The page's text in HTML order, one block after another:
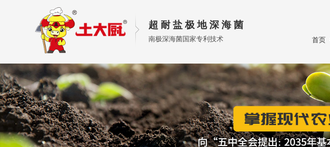
超 耐 盐 极 地 深 海 菌
南极深海菌国家专利技术 首页